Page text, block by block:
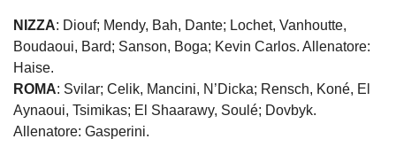
NIZZA: Diouf; Mendy, Bah, Dante; Lochet, Vanhoutte,
Boudaoui, Bard; Sanson, Boga; Kevin Carlos. Allenatore:
Haise.
ROMA: Svilar; Celik, Mancini, N’Dicka; Rensch, Koné, El
Aynaoui, Tsimikas; El Shaarawy, Soulé; Dovbyk.
Allenatore: Gasperini.